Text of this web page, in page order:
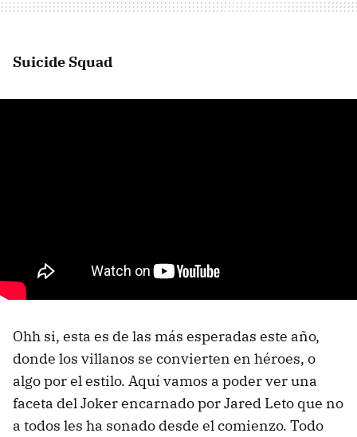
Suicide Squad
Ohh si, esta es de las más esperadas este año,
donde los villanos se convierten en héroes, o
algo por el estilo. Aquí vamos a poder ver una
faceta del Joker encarnado por Jared Leto que no
a todos les ha sonado desde el comienzo. Todo